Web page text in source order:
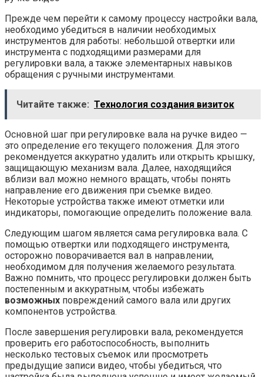
Прежде чем перейти к самому процессу настройки вала,
необходимо убедиться в наличии необходимых
инструментов для работы: небольшой отвертки или
инструмента с подходящими размерами для
регулировки вала, а также элементарных навыков
обращения с ручными инструментами.
Читайте также: Технология создания визиток
Основной шаг при регулировке вала на ручке видео —
это определение его текущего положения. Для этого
рекомендуется аккуратно удалить или открыть крышку,
защищающую механизм вала. Далее, находящийся
вблизи вал можно немного вращать, чтобы понять
направление его движения при съемке видео.
Некоторые устройства также имеют отметки или
индикаторы, помогающие определить положение вала.
Следующим шагом является сама регулировка вала. С
помощью отвертки или подходящего инструмента,
осторожно поворачивается вал в направлении,
необходимом для получения желаемого результата.
Важно помнить, что процесс регулировки должен быть
постепенным и аккуратным, чтобы избежать
возможных повреждений самого вала или других
компонентов устройства.
После завершения регулировки вала, рекомендуется
проверить его работоспособность, выполнить
несколько тестовых съемок или просмотреть
предыдущие записи видео, чтобы убедиться, что